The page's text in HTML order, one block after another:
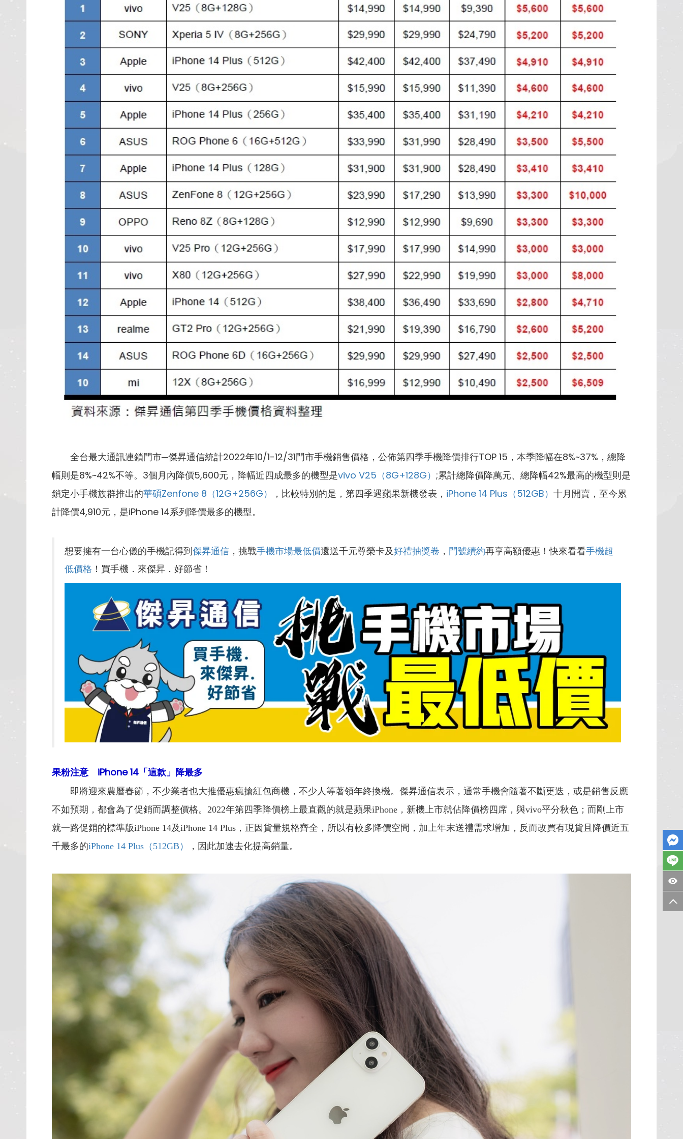
全台最大通訊連鎖門市─傑昇通信統計2022年10/1-12/31門市手機銷售價格，公佈第四季手機降價排行TOP 15，本季降幅在8%~37%，總降
幅則是8%~42%不等。3個月內降價5,600元，降幅近四成最多的機型是vivo V25（8G+128G） ;累計總降價降萬元、總降幅42%最高的機型則是
鎖定小手機族群推出的華碩Zenfone 8（12G+256G） ，比較特別的是，第四季遇蘋果新機發表， iPhone 14 Plus（512GB） 十月開賣，至今累
計降價4,910元，是iPhone 14系列降價最多的機型。
想要擁有一台心儀的手機記得到傑昇通信 ，挑戰手機市場最低價還送千元尊榮卡及好禮抽獎卷 ， 門號續約再享高額優惠！快來看看手機超
低價格 ！買手機．來傑昇．好節省！
果粉注意 iPhone 14「這款」降最多
即將迎來農曆春節，不少業者也大推優惠瘋搶紅包商機，不少人等著領年終換機。傑昇通信表示，通常手機會隨著不斷更迭，或是銷售反應
不如預期，都會為了促銷而調整價格。2022年第四季降價榜上最直觀的就是蘋果iPhone，新機上市就佔降價榜四席，與vivo平分秋色；而剛上市
就一路促銷的標準版iPhone 14及iPhone 14 Plus，正因貨量規格齊全，所以有較多降價空間，加上年末送禮需求增加，反而改買有現貨且降價近五
千最多的iPhone 14 Plus（512GB） ，因此加速去化提高銷量。